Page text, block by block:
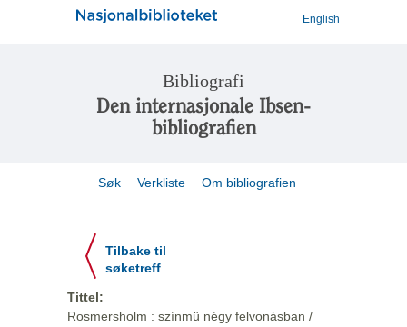
English
Bibliografi
Den internasjonale Ibsen-
bibliografien
Søk Verkliste Om bibliografien
Tilbake til
søketreff
Tittel:
Rosmersholm : színmü négy felvonásban /